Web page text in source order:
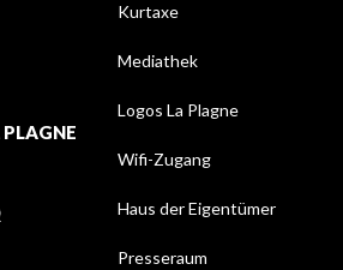
Kurtaxe
Mediathek
Logos La Plagne
Wifi-Zugang
Haus der Eigentümer
Presseraum